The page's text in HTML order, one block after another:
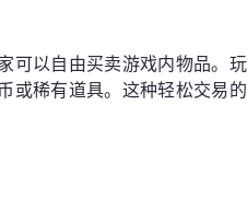
可以自由买卖游戏内物品。
或稀有道具。这种轻松交易